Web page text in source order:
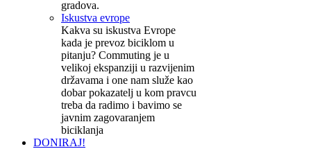
gradova.
Iskustva evrope
Kakva su iskustva Evrope
kada je prevoz biciklom u
pitanju? Commuting je u
velikoj ekspanziji u razvijenim
državama i one nam služe kao
dobar pokazatelj u kom pravcu
treba da radimo i bavimo se
javnim zagovaranjem
biciklanja
DONIRAJ!